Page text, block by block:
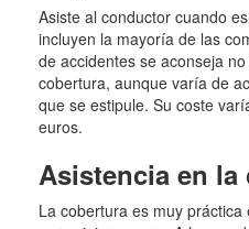
Asiste al conductor cuando
incluyen la mayoría de las
de accidentes se aconseja
cobertura, aunque varía de
que se estipule. Su coste
euros.
Asistencia en la
La cobertura es muy